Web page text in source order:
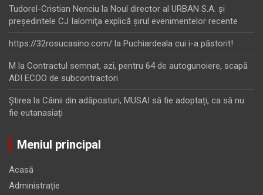
Tudorel-Cristian Nenciu la Noul director al URBAN S.A. şi
preşedintele CJ Ialomiţa explică şirul evenimentelor recente
https://32rosucasino.com/ la Puchiardeala cui i-a păstorit!
M la Contractul semnat, azi, pentru 64 de autogunoiere, scapă
ADI ECOO de subcontractori
Ştirea la Câinii din adăposturi, MUSAI să fie adoptați, ca să nu
fie eutanasiați
Meniul principal
Acasă
Administrație